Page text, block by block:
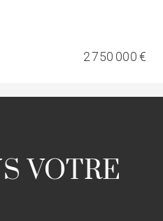
2 750 000 €
VOTRE